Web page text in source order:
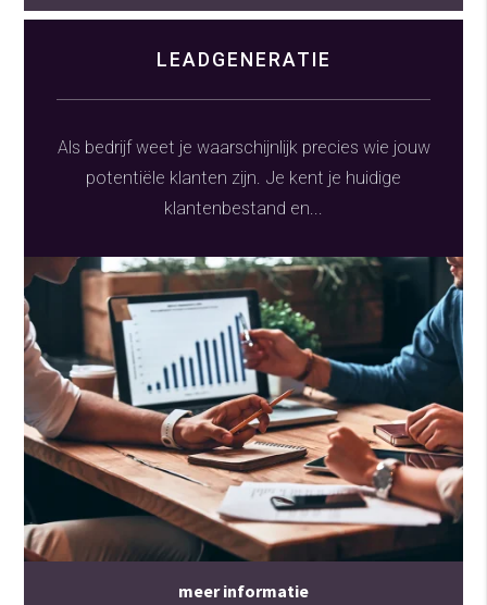
LEADGENERATIE
Als bedrijf weet je waarschijnlijk precies wie jouw
potentiële klanten zijn. Je kent je huidige
klantenbestand en...
meer informatie